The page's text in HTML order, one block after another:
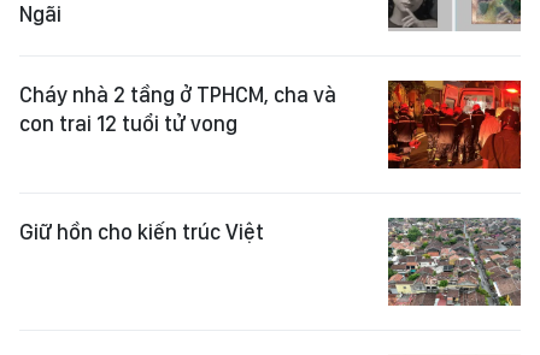
Ngãi
Cháy nhà 2 tầng ở TPHCM, cha và
con trai 12 tuổi tử vong
Giữ hồn cho kiến trúc Việt